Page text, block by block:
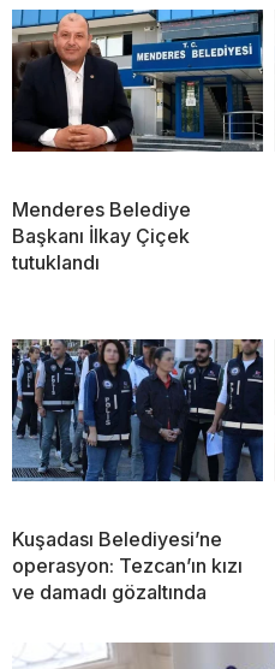
Menderes Belediye
Başkanı İlkay Çiçek
tutuklandı
Kuşadası Belediyesi’ne
operasyon: Tezcan’ın kızı
ve damadı gözaltında